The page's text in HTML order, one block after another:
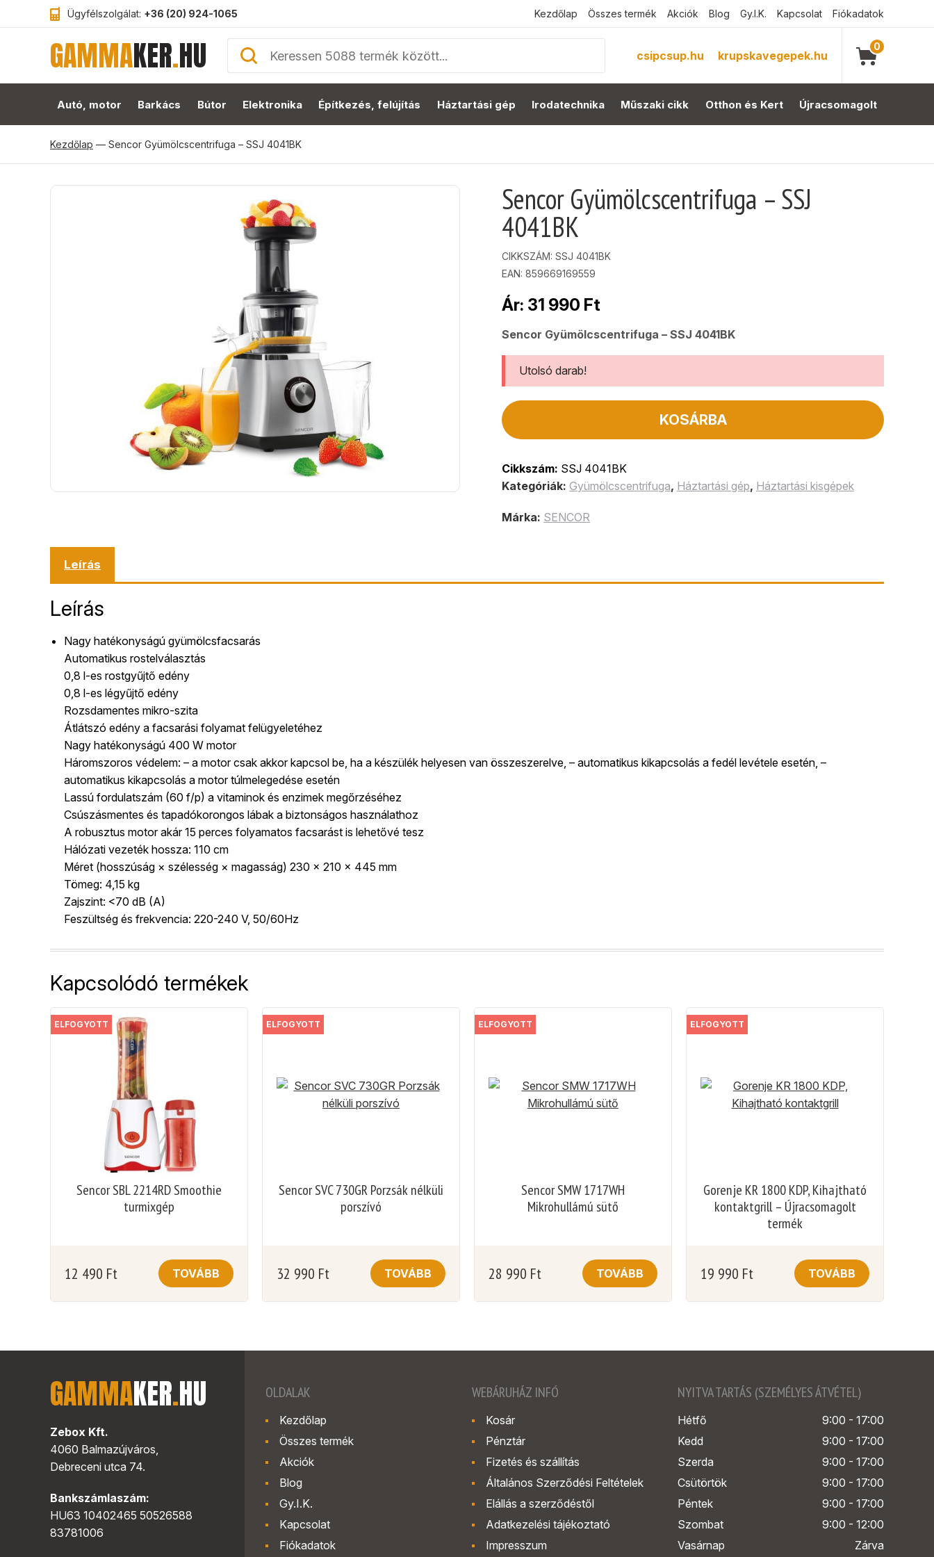
Ügyfélszolgálat: +36 (20) 924-1065 Kezdőlap Összes termék Akciók Blog Gy.I.K. Kapcsolat Fiókadatok
GAMMAKER.HU csipcsup.hu krupskavegepek.hu
0
Autó, motor Barkács Bútor Elektronika Építkezés, felújítás Háztartási gép Irodatechnika Műszaki cikk Otthon és Kert Újracsomagolt
Kezdőlap — Sencor Gyümölcscentrifuga – SSJ 4041BK
Sencor Gyümölcscentrifuga – SSJ
4041BK
CIKKSZÁM: SSJ 4041BK
EAN: 859669169559
Ár: 31 990 Ft
Sencor Gyümölcscentrifuga – SSJ 4041BK
Utolsó darab!
KOSÁRBA
Cikkszám: SSJ 4041BK
Kategóriák: Gyümölcscentrifuga, Háztartási gép, Háztartási kisgépek
Márka: SENCOR
Leírás
Leírás
Nagy hatékonyságú gyümölcsfacsarás
Automatikus rostelválasztás
0,8 l-es rostgyűjtő edény
0,8 l-es légyűjtő edény
Rozsdamentes mikro-szita
Átlátszó edény a facsarási folyamat felügyeletéhez
Nagy hatékonyságú 400 W motor
Háromszoros védelem: – a motor csak akkor kapcsol be, ha a készülék helyesen van összeszerelve, – automatikus kikapcsolás a fedél levétele esetén, –
automatikus kikapcsolás a motor túlmelegedése esetén
Lassú fordulatszám (60 f/p) a vitaminok és enzimek megőrzéséhez
Csúszásmentes és tapadókorongos lábak a biztonságos használathoz
A robusztus motor akár 15 perces folyamatos facsarást is lehetővé tesz
Hálózati vezeték hossza: 110 cm
Méret (hosszúság × szélesség × magasság) 230 × 210 × 445 mm
Tömeg: 4,15 kg
Zajszint: <70 dB (A)
Feszültség és frekvencia: 220-240 V, 50/60Hz
Kapcsolódó termékek
ELFOGYOTT
Sencor SBL 2214RD Smoothie
turmixgép
12 490 Ft TOVÁBB
ELFOGYOTT
Sencor SVC 730GR Porzsák nélküli
porszívó
32 990 Ft TOVÁBB
ELFOGYOTT
Sencor SMW 1717WH
Mikrohullámú sütő
28 990 Ft TOVÁBB
ELFOGYOTT
Gorenje KR 1800 KDP, Kihajtható
kontaktgrill – Újracsomagolt
termék
19 990 Ft TOVÁBB
GAMMAKER.HU
Zebox Kft.
4060 Balmazújváros,
Debreceni utca 74.
Bankszámlaszám:
HU63 10402465 50526588
83781006
OLDALAK
Kezdőlap
Összes termék
Akciók
Blog
Gy.I.K.
Kapcsolat
Fiókadatok
WEBÁRUHÁZ INFÓ
Kosár
Pénztár
Fizetés és szállítás
Általános Szerződési Feltételek
Elállás a szerződéstől
Adatkezelési tájékoztató
Impresszum
NYITVA TARTÁS (SZEMÉLYES ÁTVÉTEL)
Hétfő
9:00 - 17:00
Kedd
9:00 - 17:00
Szerda
9:00 - 17:00
Csütörtök
9:00 - 17:00
Péntek
9:00 - 17:00
Szombat
9:00 - 12:00
Vasárnap
Zárva